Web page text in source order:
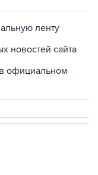
ленту
новостей сайта
официальном